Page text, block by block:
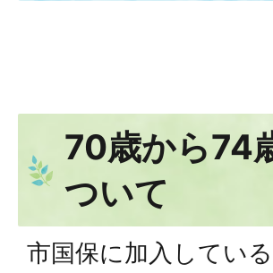
70歳から74
ついて
市国保に加入してい